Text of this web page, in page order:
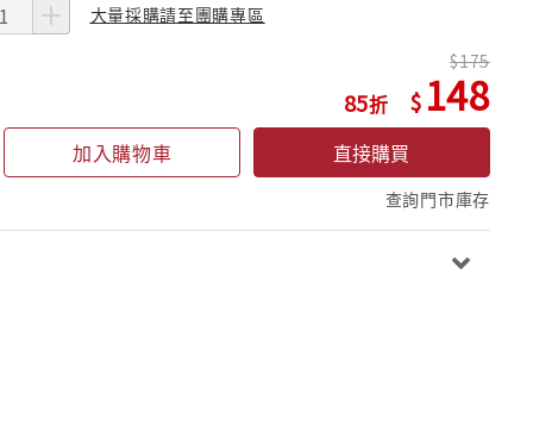
大量採購請至團購專區
85
175
148
加入購物車 直接購買
查詢門市庫存